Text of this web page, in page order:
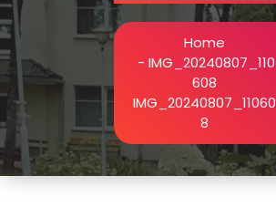
Home
- IMG_20240807_110
608
IMG_20240807_11060
8